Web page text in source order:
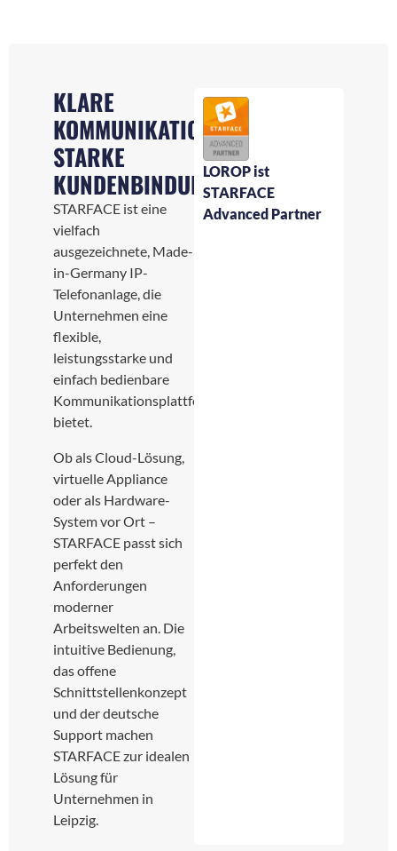
KLARE
KOMMUNIKATION,
STARKE
KUNDENBINDUNG.
STARFACE ist eine
vielfach
ausgezeichnete, Made-
in-Germany IP-
Telefonanlage, die
Unternehmen eine
flexible,
leistungsstarke und
einfach bedienbare
Kommunikationsplattform
bietet.
Ob als Cloud-Lösung,
virtuelle Appliance
oder als Hardware-
System vor Ort –
STARFACE passt sich
perfekt den
Anforderungen
moderner
Arbeitswelten an. Die
intuitive Bedienung,
das offene
Schnittstellenkonzept
und der deutsche
Support machen
STARFACE zur idealen
Lösung für
Unternehmen in
Leipzig.
LOROP ist
STARFACE
Advanced Partner